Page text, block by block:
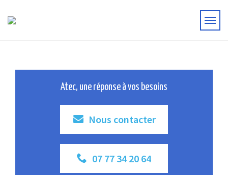
Atec, une réponse à vos besoins
Nous contacter
07 77 34 20 64